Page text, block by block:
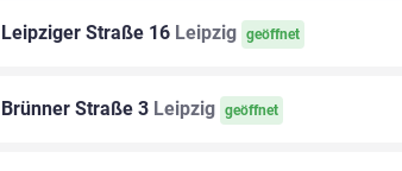
Leipziger Straße 16 Leipzig geöffnet
Brünner Straße 3 Leipzig geöffnet